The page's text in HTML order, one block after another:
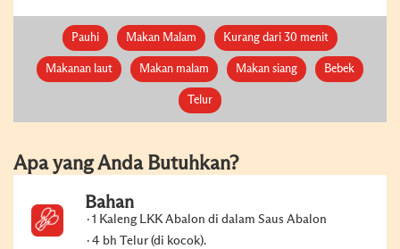
Pauhi Makan Malam Kurang dari 30 menit
Makanan laut Makan malam Makan siang Bebek
Telur
Apa yang Anda Butuhkan?
Bahan
1 Kaleng LKK Abalon di dalam Saus Abalon
4 bh Telur (di kocok).